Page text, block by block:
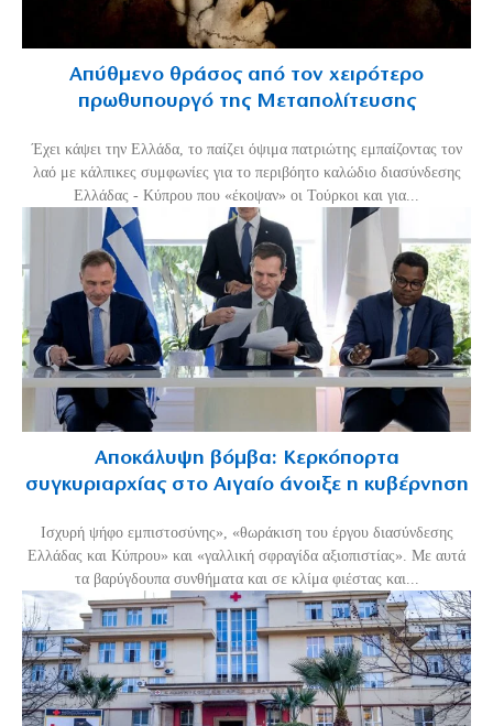
Απύθμενο θράσος από τον χειρότερο
πρωθυπουργό της Μεταπολίτευσης
Έχει κάψει την Ελλάδα, το παίζει όψιμα πατριώτης εμπαίζοντας τον
λαό με κάλπικες συμφωνίες για το περιβόητο καλώδιο διασύνδεσης
Ελλάδας - Κύπρου που «έκοψαν» οι Τούρκοι και για...
Αποκάλυψη βόμβα: Κερκόπορτα
συγκυριαρχίας στο Αιγαίο άνοιξε η κυβέρνηση
Ισχυρή ψήφο εμπιστοσύνης», «θωράκιση του έργου διασύνδεσης
Ελλάδας και Κύπρου» και «γαλλική σφραγίδα αξιοπιστίας». Με αυτά
τα βαρύγδουπα συνθήματα και σε κλίμα φιέστας και...